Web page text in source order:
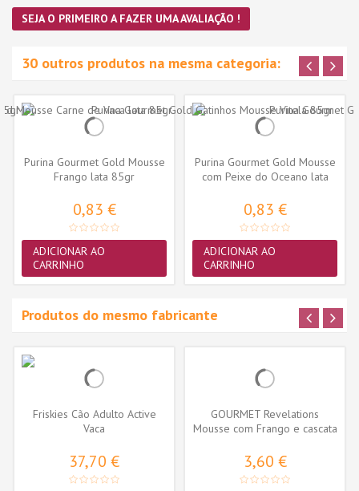
SEJA O PRIMEIRO A FAZER UMA AVALIAÇÃO !
30 outros produtos na mesma categoria:
Purina Gourmet Gold Mousse
Frango lata 85gr
0,83 €
ADICIONAR AO
CARRINHO
Purina Gourmet Gold Mousse
com Peixe do Oceano lata
0,83 €
ADICIONAR AO
CARRINHO
Produtos do mesmo fabricante
Friskies Cão Adulto Active
Vaca
37,70 €
GOURMET Revelations
Mousse com Frango e cascata
3,60 €